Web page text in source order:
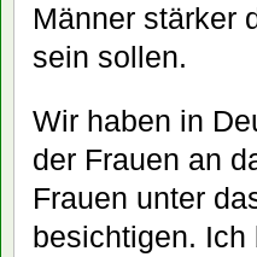
Männer stärker
sein sollen.
Wir haben in
der Frauen an
Frauen unter
besichtigen.